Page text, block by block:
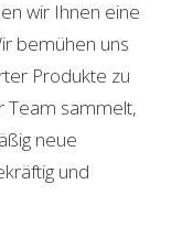
wir Ihnen eine
bemühen uns
Produkte zu
Team sammelt,
neue
und